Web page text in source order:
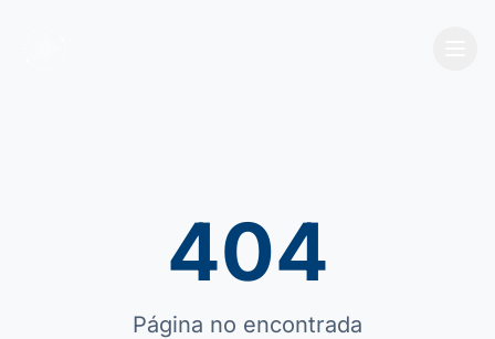
404
Página no encontrada